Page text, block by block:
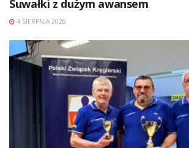
Suwałki z dużym awansem
4 SIERPNIA 2026